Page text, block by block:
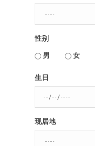
用户名或Email
人脉圈
信息圈
品牌的力量
性别
男
女
生日
现居地